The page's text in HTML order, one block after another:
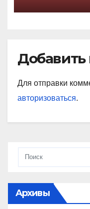
Для отправки
авторизоваться.
Архивы